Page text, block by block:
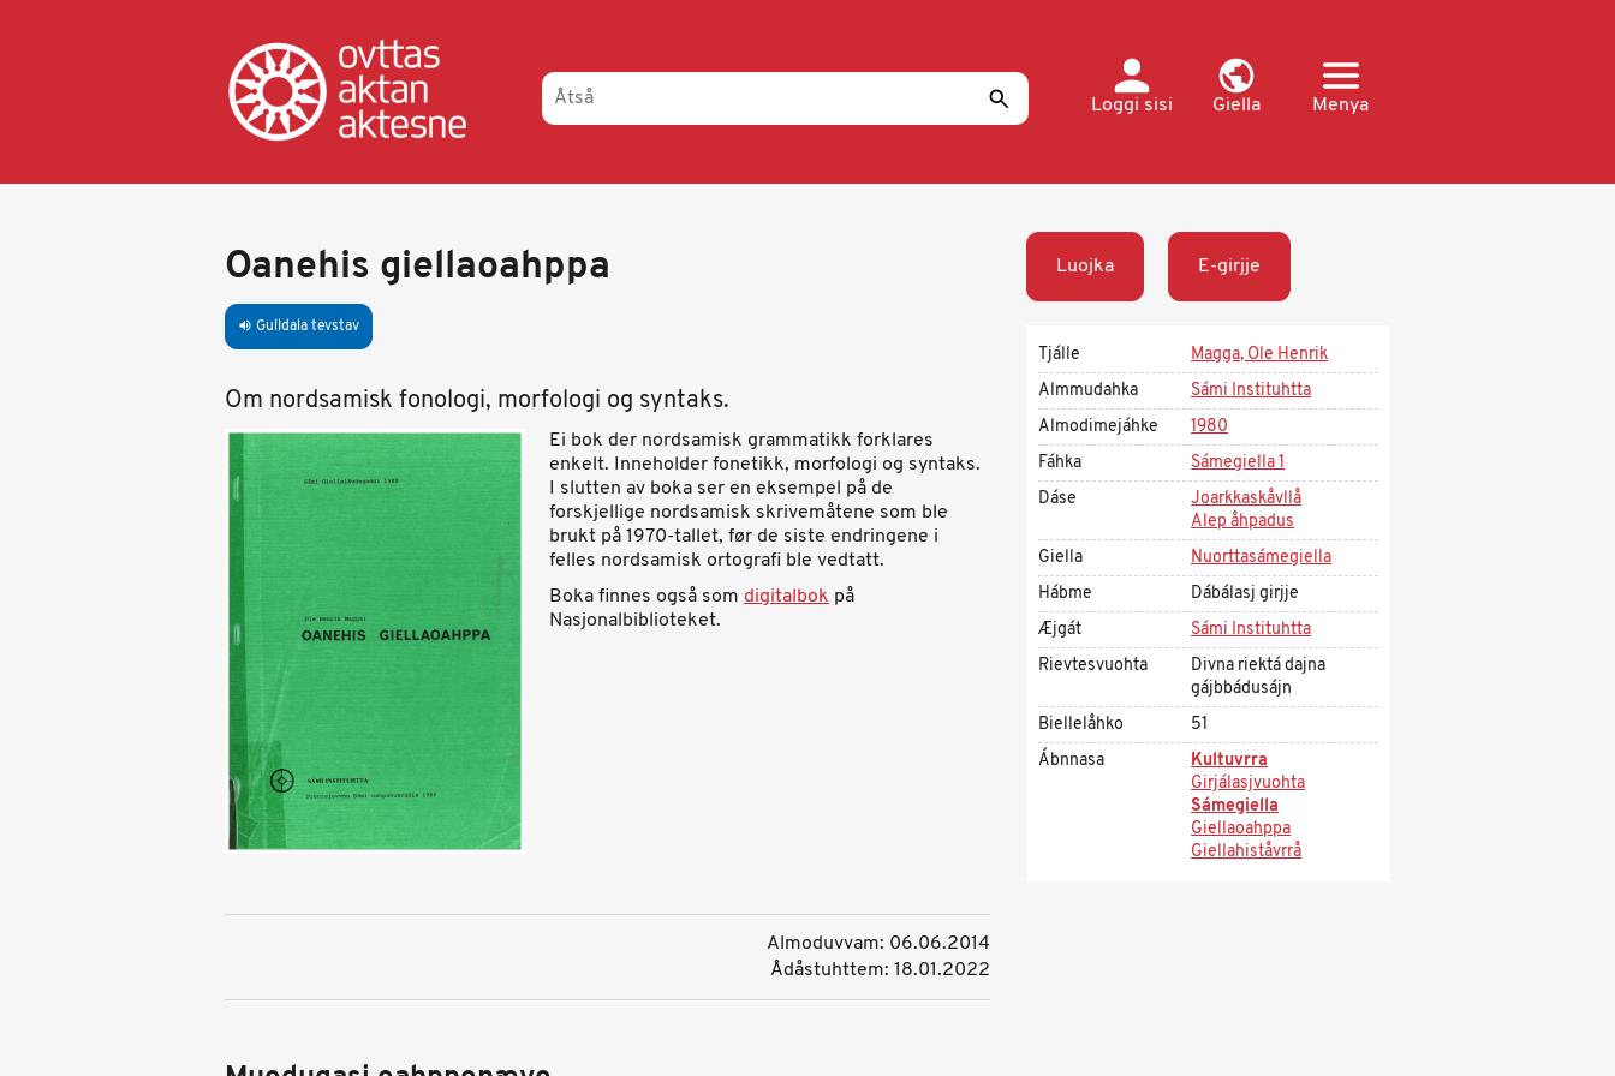
Loggi sisi
Giella Menya
Oanehis giellaoahppa
volume_up Gulldala tevstav
Om nordsamisk fonologi, morfologi og syntaks.
Ei bok der nordsamisk grammatikk forklares
enkelt. Inneholder fonetikk, morfologi og syntaks.
I slutten av boka ser en eksempel på de
forskjellige nordsamisk skrivemåtene som ble
brukt på 1970-tallet, før de siste endringene i
felles nordsamisk ortografi ble vedtatt.
Boka finnes også som digitalbok på
Nasjonalbiblioteket.
Almoduvvam: 06.06.2014
Ådåstuhttem: 18.01.2022
Luojka E-girjje
Tjálle
Magga, Ole Henrik
Almmudahka
Sámi Instituhtta
Almodimejáhke
1980
Fáhka
Sámegiella 1
Dáse
Joarkkaskåvllå
Alep åhpadus
Giella
Nuorttasámegiella
Hábme
Dábálasj girjje
Æjgát
Sámi Instituhtta
Rievtesvuohta
Divna riektá dajna
gájbbádusájn
Biellelåhko
51
Ábnnasa
Kultuvrra
Girjálasjvuohta
Sámegiella
Giellaoahppa
Giellahiståvrrå